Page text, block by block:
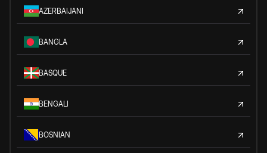
AZERBAIJANI
BANGLA
BASQUE
BENGALI
BOSNIAN